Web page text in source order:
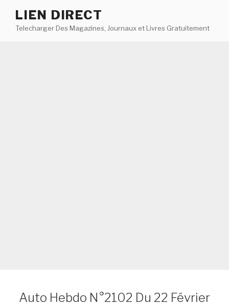
contenu
LIEN DIRECT
Telecharger Des Magazines, Journaux et Livres Gratuitement
Auto Hebdo N°2102 Du 22 Février